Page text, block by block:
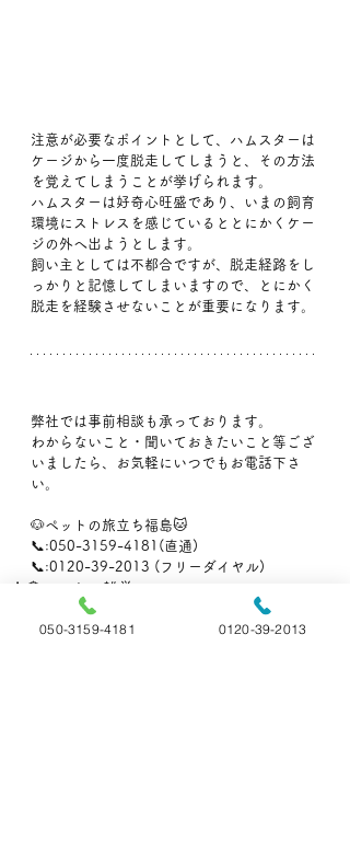
注意が必要なポイントとして、ハムスターは
ケージから一度脱走してしまうと、その方法
を覚えてしまうことが挙げられます。
ハムスターは好奇心旺盛であり、いまの飼育
環境にストレスを感じているととにかくケー
ジの外へ出ようとします。
飼い主としては不都合ですが、脱走経路をし
っかりと記憶してしまいますので、とにかく
脱走を経験させないことが重要になります。
弊社では事前相談も承っております。
わからないこと・聞いておきたいこと等ござ
いましたら、お気軽にいつでもお電話下さ
い。
🐶ペットの旅立ち福島🐱
📞:050-3159-4181(直通)
📞:0120-39-2013 (フリーダイヤル)
👨‍🏫ペットの雑学
050-3159-4181 0120-39-2013